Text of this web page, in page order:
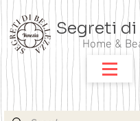
Segreti di
Home &